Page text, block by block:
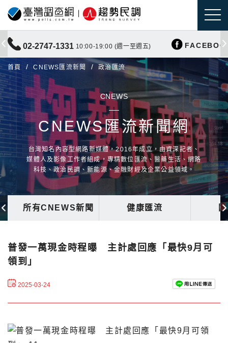
02-2747-1331 10:00-19:00 (週一至週五)
首頁 CNEWS匯流新聞 政治匯流
CNEWS
CNEWS匯流新聞網
台灣知名內容型網路新媒體，2016年成立，由資深記者、
媒體人及影像工作者組成，專精數位匯流、醫藥生活、網路
科技、政治民調、新能源、金融財經及企業公益領域。
所有CNEWS新聞 健康匯流
普發一萬現金時程曝 主計處回應「最快9月可
領到」
2025-03-24